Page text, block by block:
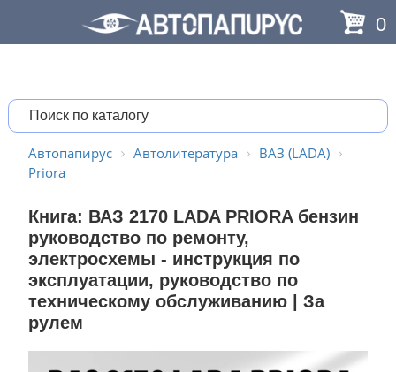
0
Автопапирус Автолитература
ВАЗ (LADA)
Priora
Книга: ВАЗ 2170 LADA PRIORA бензин
руководство по ремонту,
электросхемы - инструкция по
эксплуатации, руководство по
техническому обслуживанию | За
рулем